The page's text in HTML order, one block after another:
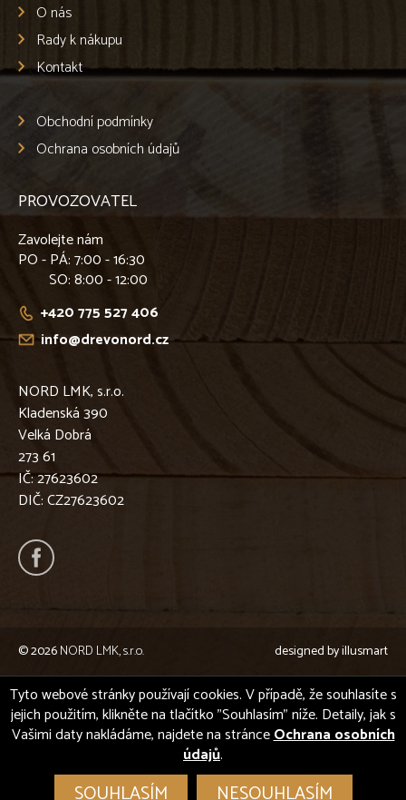
O nás
Rady k nákupu
Kontakt
Obchodní podmínky
Ochrana osobních údajů
PROVOZOVATEL
Zavolejte nám
PO - PÁ: 7:00 - 16:30
SO: 8:00 - 12:00
+420 775 527 406
info@drevonord.cz
NORD LMK, s.r.o.
Kladenská 390
Velká Dobrá
273 61
IČ: 27623602
DIČ: CZ27623602
© 2026NORD LMK, s.r.o. designed byillusmart
Tyto webové stránky používají cookies. V případě, že souhlasíte s
jejich použitím, klikněte na tlačítko "Souhlasím" níže. Detaily, jak s
Vašimi daty nakládáme, najdete na stránceOchrana osobních
údajů.